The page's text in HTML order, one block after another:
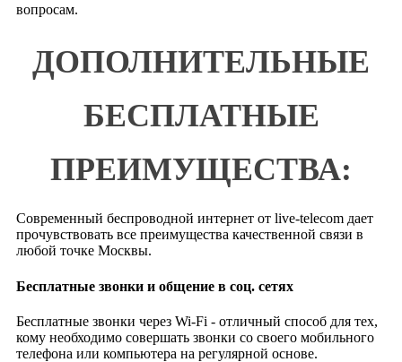
вопросам.
ДОПОЛНИТЕЛЬНЫЕ
БЕСПЛАТНЫЕ
ПРЕИМУЩЕСТВА:
Современный беспроводной интернет от live-telecom дает
прочувствовать все преимущества качественной связи в
любой точке Москвы.
Бесплатные звонки и общение в соц. сетях
Бесплатные звонки через Wi-Fi - отличный способ для тех,
кому необходимо совершать звонки со своего мобильного
телефона или компьютера на регулярной основе.